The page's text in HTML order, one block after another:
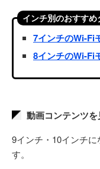
インチ別のおすすめ
7インチのWi-Fi
8インチのWi-Fi
動画コンテンツを
9インチ・10インチ
す。